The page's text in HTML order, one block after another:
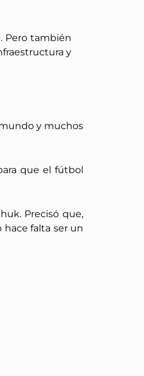
Pero también
y
y muchos
que el fútbol
Precisó que,
hace falta ser un